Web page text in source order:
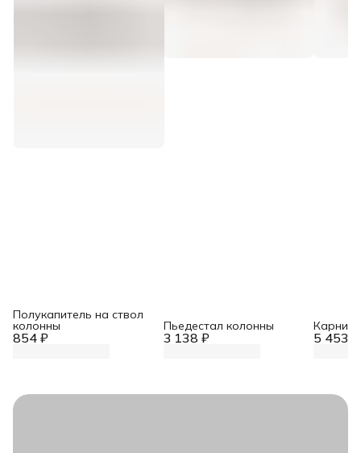
854 ₽
Полукапитель на ствол
колонны
3 138 ₽
Пьедестал колонны
5 453 ₽
Карниз